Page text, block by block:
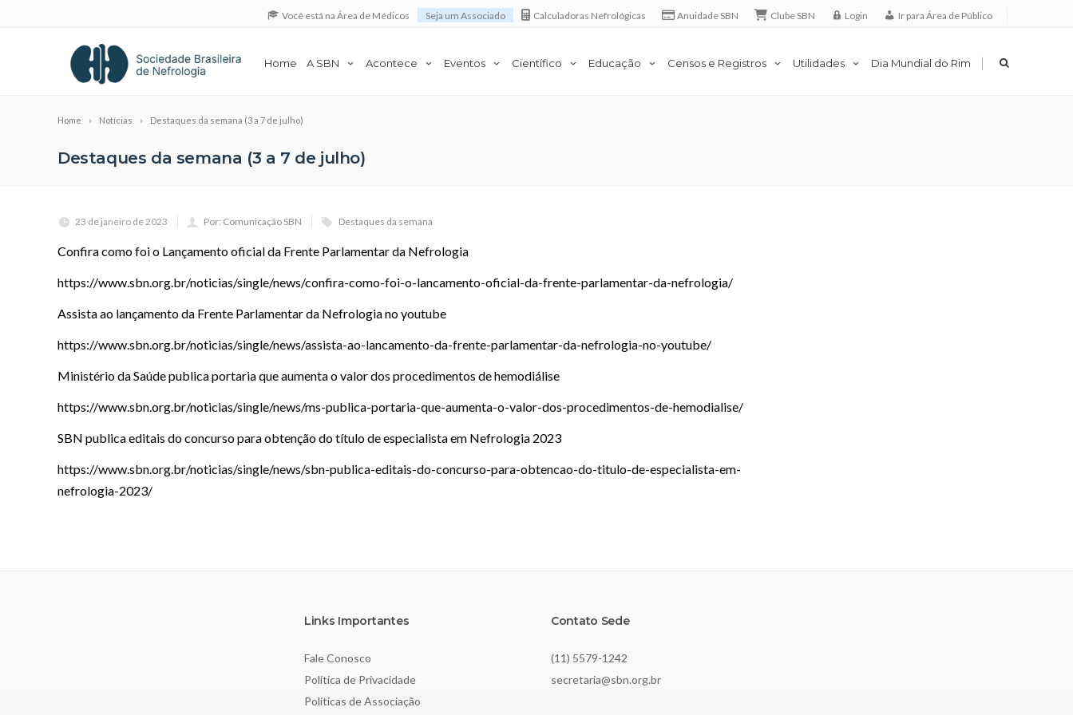
Você está na Área de Médicos Seja um Associado Calculadoras Nefrológicas Anuidade SBN Clube SBN Login Ir para Área de Público
Home A SBN Acontece Eventos Científico Educação Censos e Registros Utilidades Dia Mundial do Rim |
Home Notícias Destaques da semana (3 a 7 de julho)
Destaques da semana (3 a 7 de julho)
23 de janeiro de 2023 Por: Comunicação SBN Destaques da semana
Confira como foi o Lançamento oficial da Frente Parlamentar da Nefrologia
https://www.sbn.org.br/noticias/single/news/confira-como-foi-o-lancamento-oficial-da-frente-parlamentar-da-nefrologia/
Assista ao lançamento da Frente Parlamentar da Nefrologia no youtube
https://www.sbn.org.br/noticias/single/news/assista-ao-lancamento-da-frente-parlamentar-da-nefrologia-no-youtube/
Ministério da Saúde publica portaria que aumenta o valor dos procedimentos de hemodiálise
https://www.sbn.org.br/noticias/single/news/ms-publica-portaria-que-aumenta-o-valor-dos-procedimentos-de-hemodialise/
SBN publica editais do concurso para obtenção do título de especialista em Nefrologia 2023
https://www.sbn.org.br/noticias/single/news/sbn-publica-editais-do-concurso-para-obtencao-do-titulo-de-especialista-em-
nefrologia-2023/
Links Importantes
Fale Conosco
Política de Privacidade
Políticas de Associação
Contato Sede
(11) 5579-1242
secretaria@sbn.org.br